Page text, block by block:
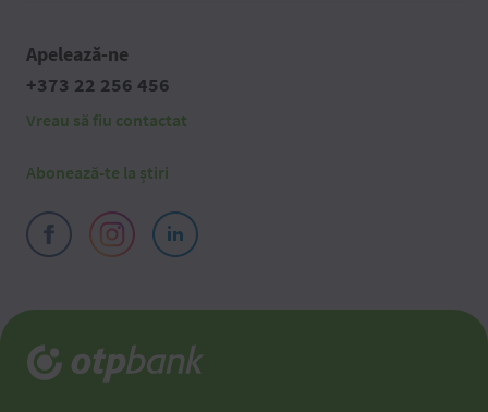
Apelează-ne
+373 22 256 456
Vreau să fiu contactat
Abonează-te la știri